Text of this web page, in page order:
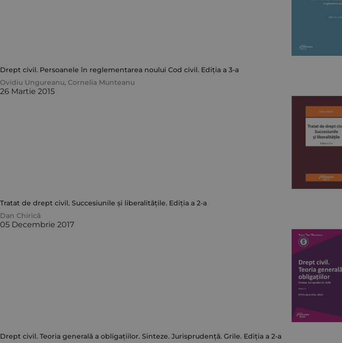
Drept civil. Persoanele în reglementarea noului Cod civil. Ediția a 3-a
Ovidiu Ungureanu, Cornelia Munteanu
26 Martie 2015
Tratat de drept civil. Succesiunile și liberalitățile. Ediția a 2-a
Dan Chirică
05 Decembrie 2017
Drept civil. Teoria generală a obligațiilor. Sinteze. Jurisprudență. Grile. Ediția a 2-a